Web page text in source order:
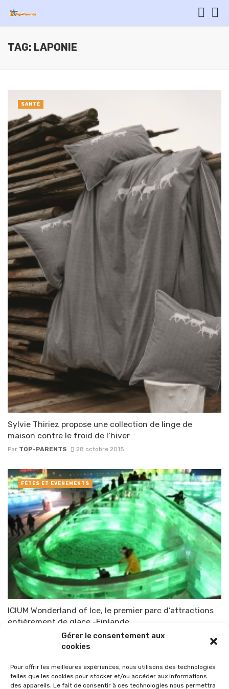
Gérer le consentement aux
cookies
Pour offrir les meilleures expériences, nous utilisons des technologies
telles que les cookies pour stocker et/ou accéder aux informations
des appareils. Le fait de consentir à ces technologies nous permettra
TAG: LAPONIE
Sylvie Thiriez propose une collection de linge de
maison contre le froid de l’hiver
Par TOP-PARENTS 28 octobre 2015
SANTÉ
ICIUM Wonderland of Ice, le premier parc d’attractions
entièrement de glace -Finlande
TOP-PARENTS 26 octobre 2010
FÊTES ET ÉVÈNEMENTS